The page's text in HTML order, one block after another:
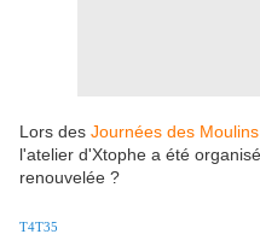
Lors des Journées des
l'atelier d'Xtophe a été
renouvelée ?
T4T35